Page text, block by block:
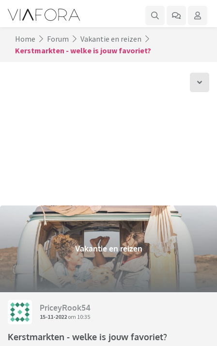
Home Forum
Vakantie en reizen
Kerstmarkten - welke is jouw favoriet?
Vakantie en reizen
PriceyRook54
15-11-2022 om 10:35
Kerstmarkten - welke is jouw favoriet?